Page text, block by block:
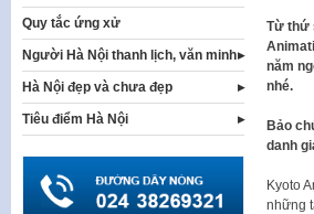
Từ thứ
năm
nhé.
Bảo
danh
Kyoto
những
Quy tắc ứng xử
Người Hà Nội thanh lịch, văn minh
Hà Nội đẹp và chưa đẹp
Tiêu điểm Hà Nội